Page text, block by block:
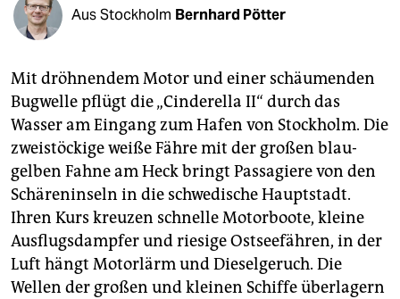
fragen & hilfe
abo
genossenschaft
epaper login
Aus Stockholm Bernhard Pötter
Mit dröhnendem Motor und einer schäumenden
Bugwelle pflügt die „Cinderella II“ durch das
Wasser am Eingang zum Hafen von Stockholm. Die
zweistöckige weiße Fähre mit der großen blau-
gelben Fahne am Heck bringt Passagiere von den
Schäreninseln in die schwedische Hauptstadt.
Ihren Kurs kreuzen schnelle Motorboote, kleine
Ausflugsdampfer und riesige Ostseefähren, in der
Luft hängt Motorlärm und Dieselgeruch. Die
Wellen der großen und kleinen Schiffe überlagern